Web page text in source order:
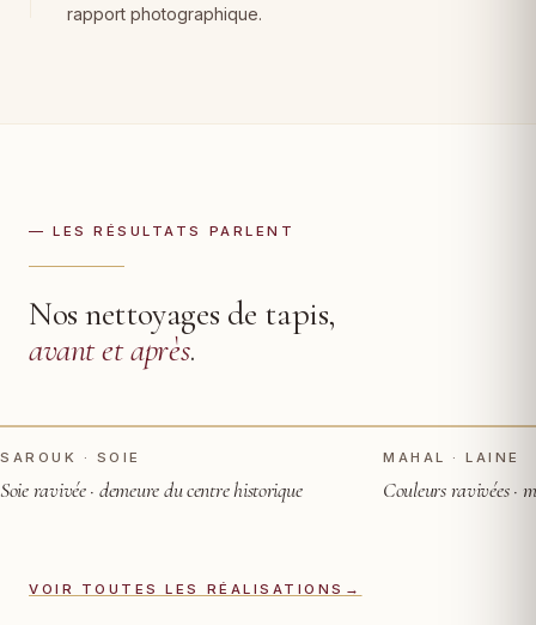
rapport photographique.
— LES RÉSULTATS PARLENT
Nos nettoyages de tapis,
avant et après.
AVANT
SAROUK · SOIE
Soie ravivée · demeure du centre historique
AVANT
MAHAL · LAINE
Couleurs ravivées ·
VOIR TOUTES LES RÉALISATIONS →